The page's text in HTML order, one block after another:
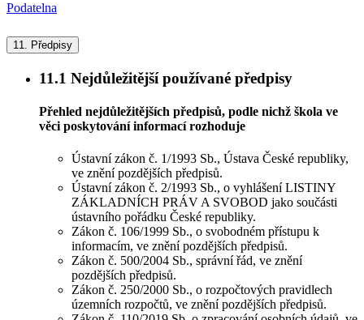
Podatelna
11. Předpisy
11.1 Nejdůležitější používané předpisy
Přehled nejdůležitějších předpisů, podle nichž škola ve
věci poskytování informací rozhoduje
Ústavní zákon č. 1/1993 Sb., Ústava České republiky,
ve znění pozdějších předpisů.
Ústavní zákon č. 2/1993 Sb., o vyhlášení LISTINY
ZÁKLADNÍCH PRÁV A SVOBOD jako součásti
ústavního pořádku České republiky.
Zákon č. 106/1999 Sb., o svobodném přístupu k
informacím, ve znění pozdějších předpisů.
Zákon č. 500/2004 Sb., správní řád, ve znění
pozdějších předpisů.
Zákon č. 250/2000 Sb., o rozpočtových pravidlech
územních rozpočtů, ve znění pozdějších předpisů.